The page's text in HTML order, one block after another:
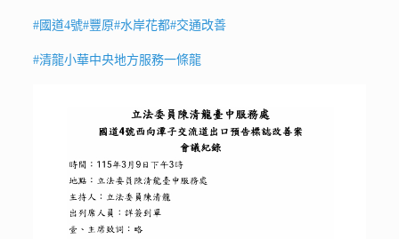
#國道4號#豐原#水岸花都#交通改善
#清龍小華中央地方服務一條龍